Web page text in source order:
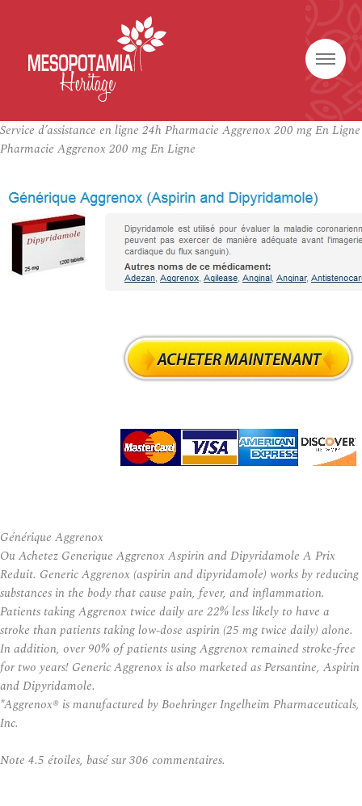
Service d’assistance en ligne 24h Pharmacie Aggrenox 200 mg En Ligne
Pharmacie Aggrenox 200 mg En Ligne
Générique Aggrenox
Ou Achetez Generique Aggrenox Aspirin and Dipyridamole A Prix
Reduit. Generic Aggrenox (aspirin and dipyridamole) works by reducing
substances in the body that cause pain, fever, and inflammation.
Patients taking Aggrenox twice daily are 22% less likely to have a
stroke than patients taking low-dose aspirin (25 mg twice daily) alone.
In addition, over 90% of patients using Aggrenox remained stroke-free
for two years! Generic Aggrenox is also marketed as Persantine, Aspirin
and Dipyridamole.
*Aggrenox® is manufactured by Boehringer Ingelheim Pharmaceuticals,
Inc.
Note 4.5 étoiles, basé sur306 commentaires.